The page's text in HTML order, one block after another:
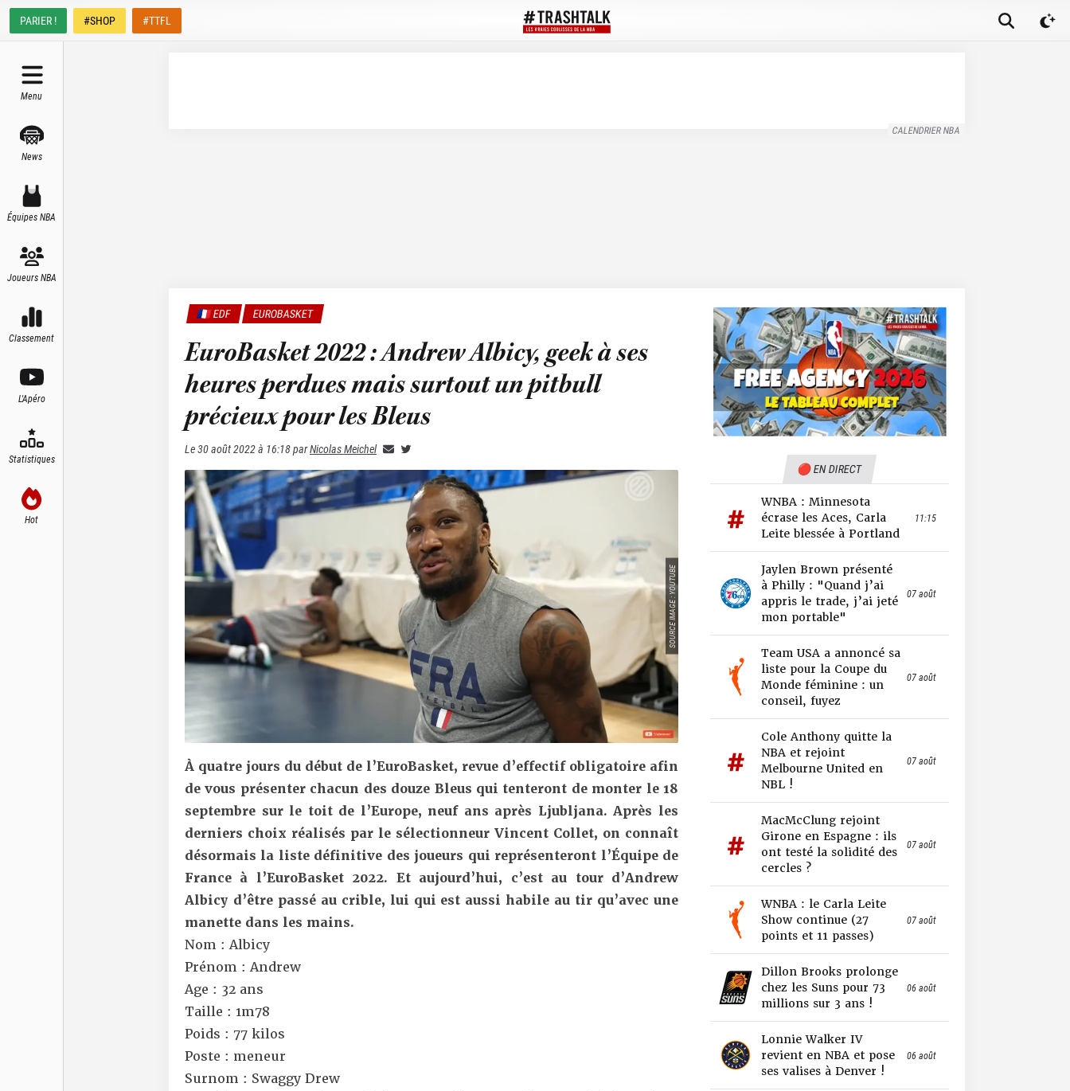
PARIER ! #SHOP #TTFL
Menu
News
Équipes NBA
Joueurs NBA
Classement
L'Apéro
Statistiques
Hot
CALENDRIER NBA
🇫🇷 EDF EUROBASKET
EuroBasket 2022 : Andrew Albicy, geek à ses
heures perdues mais surtout un pitbull
précieux pour les Bleus
Le30 août 2022 à 16:18parNicolas Meichel
SOURCE IMAGE : YOUTUBE
À quatre jours du début de l’EuroBasket, revue d’effectif obligatoire afin
de vous présenter chacun des douze Bleus qui tenteront de monter le 18
septembre sur le toit de l’Europe, neuf ans après Ljubljana. Après les
derniers choix réalisés par le sélectionneur Vincent Collet, on connaît
désormais la liste définitive des joueurs qui représenteront l’Équipe de
France à l’EuroBasket 2022. Et aujourd’hui, c’est au tour d’Andrew
Albicy d’être passé au crible, lui qui est aussi habile au tir qu’avec une
manette dans les mains.
Nom : Albicy
Prénom : Andrew
Age : 32 ans
Taille : 1m78
Poids : 77 kilos
Poste : meneur
Surnom : Swaggy Drew
🔴 EN DIRECT
WNBA : Minnesota
écrase les Aces, Carla
Leite blessée à Portland
11:15
Jaylen Brown présenté
à Philly : "Quand j’ai
appris le trade, j’ai jeté
mon portable"
07 août
Team USA a annoncé sa
liste pour la Coupe du
Monde féminine : un
conseil, fuyez
07 août
Cole Anthony quitte la
NBA et rejoint
Melbourne United en
NBL !
07 août
MacMcClung rejoint
Girone en Espagne : ils
ont testé la solidité des
cercles ?
07 août
WNBA : le Carla Leite
Show continue (27
points et 11 passes)
07 août
Dillon Brooks prolonge
chez les Suns pour 73
millions sur 3 ans !
06 août
Lonnie Walker IV
revient en NBA et pose
ses valises à Denver !
06 août